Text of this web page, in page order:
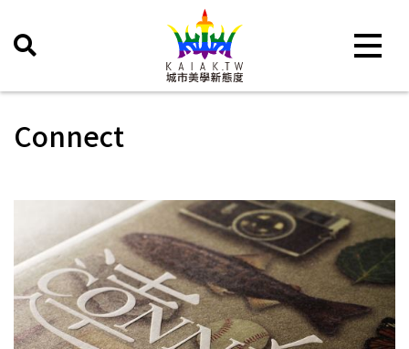
Toggle
Connect